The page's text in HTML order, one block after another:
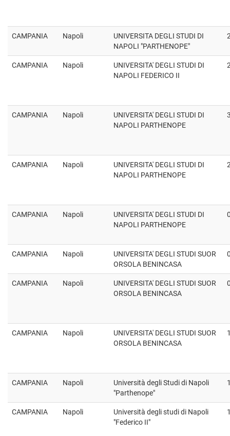
CAMPANIA Napoli
UNIVERSITA DEGLI STUDI DI
NAPOLI "PARTHENOPE"
CAMPANIA Napoli
UNIVERSITA' DEGLI STUDI DI
NAPOLI FEDERICO II
CAMPANIA Napoli
UNIVERSITA' DEGLI STUDI DI
NAPOLI PARTHENOPE
CAMPANIA Napoli
UNIVERSITA' DEGLI STUDI DI
NAPOLI PARTHENOPE
CAMPANIA Napoli
UNIVERSITA' DEGLI STUDI DI
NAPOLI PARTHENOPE
CAMPANIA Napoli
UNIVERSITA' DEGLI STUDI SUOR
ORSOLA BENINCASA
CAMPANIA Napoli
UNIVERSITA' DEGLI STUDI SUOR
ORSOLA BENINCASA
CAMPANIA Napoli
UNIVERSITA' DEGLI STUDI SUOR
ORSOLA BENINCASA
CAMPANIA Napoli
Università degli Studi di Napoli
"Parthenope"
CAMPANIA Napoli
Università degli studi di Napoli
"Federico II"